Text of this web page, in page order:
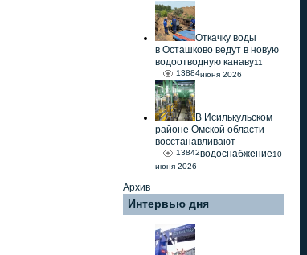
Откачку воды
в Осташково ведут в новую
водоотводную канаву
13884
11
июня 2026
В Исилькульском
районе Омской области
восстанавливают
водоснабжение
13842
10
июня 2026
Архив
Интервью дня